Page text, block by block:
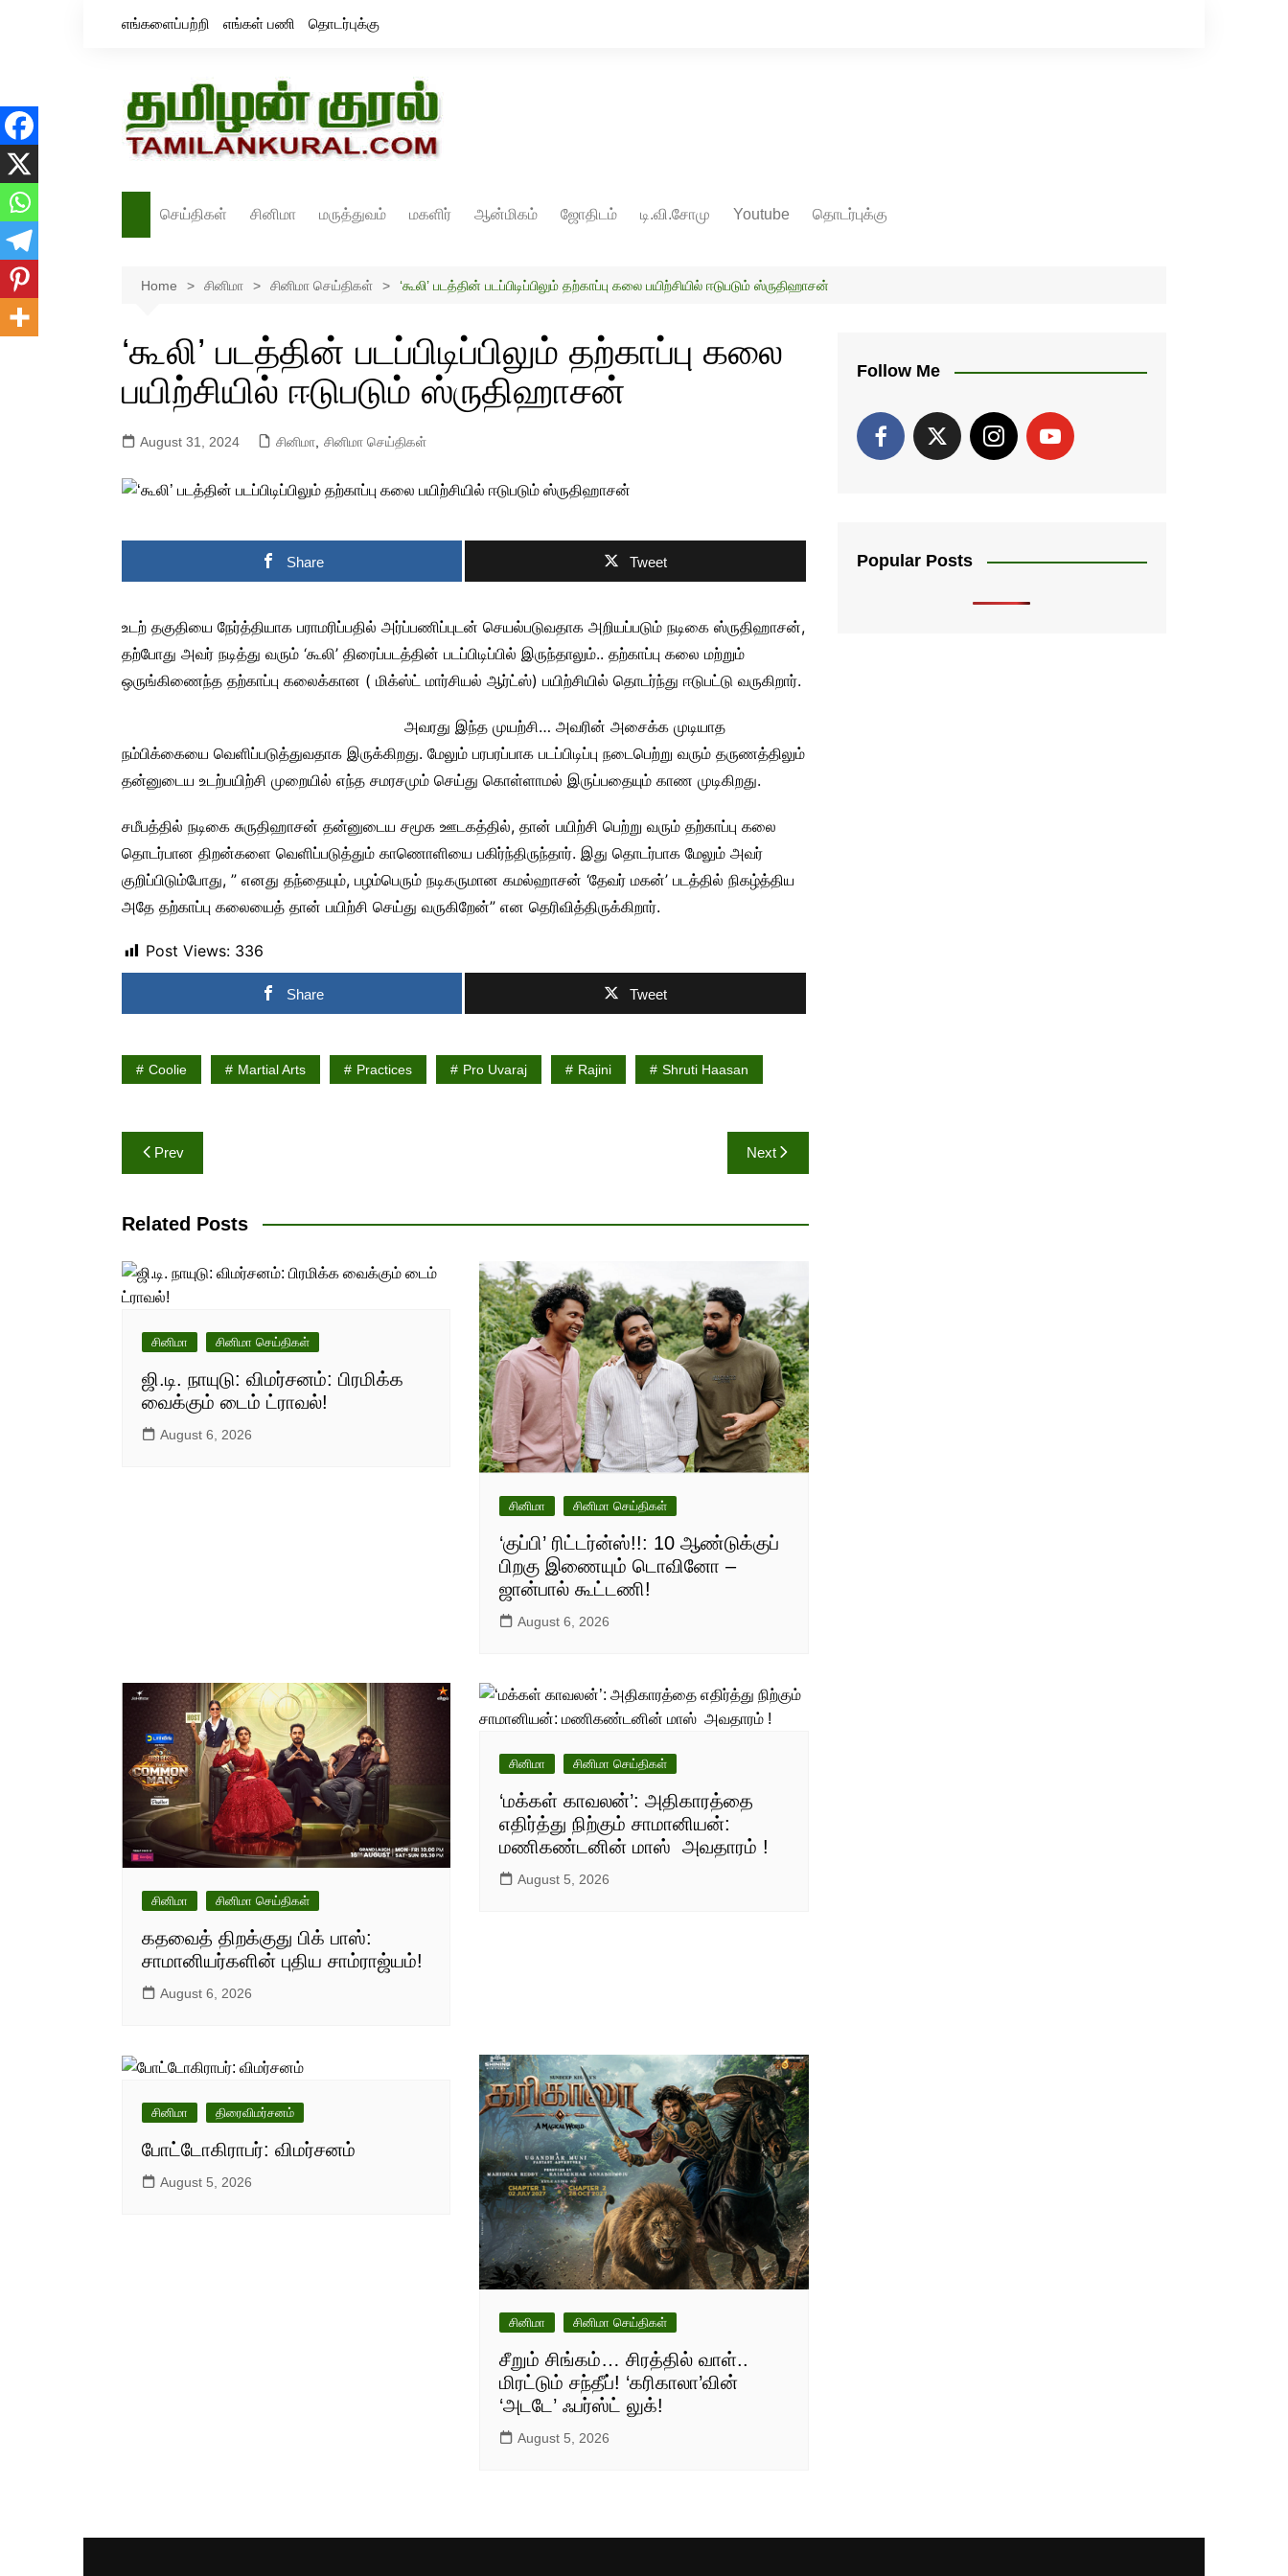
எங்களைப்பற்றி எங்கள் பணி தொடர்புக்கு
செய்திகள்
இந்தியா
சினிமா
திரைவிமர்சனம்
மருத்துவம் மகளிர் ஆன்மிகம் ஜோதிடம் டி.வி.சோமு Youtube தொடர்புக்கு
Home சினிமா சினிமா செய்திகள் ‘கூலி’ படத்தின் படப்பிடிப்பிலும் தற்காப்பு கலை பயிற்சியில் ஈடுபடும் ஸ்ருதிஹாசன்
‘கூலி’ படத்தின் படப்பிடிப்பிலும் தற்காப்பு கலை
பயிற்சியில் ஈடுபடும் ஸ்ருதிஹாசன்
August 31, 2024 சினிமா சினிமா செய்திகள்
Share Tweet
உடற் தகுதியை நேர்த்தியாக பராமரிப்பதில் அர்ப்பணிப்புடன் செயல்படுவதாக அறியப்படும் நடிகை ஸ்ருதிஹாசன்,
தற்போது அவர் நடித்து வரும் ‘கூலி’ திரைப்படத்தின் படப்பிடிப்பில் இருந்தாலும்.. தற்காப்பு கலை மற்றும்
ஒருங்கிணைந்த தற்காப்பு கலைக்கான ( மிக்ஸ்ட் மார்சியல் ஆர்ட்ஸ்) பயிற்சியில் தொடர்ந்து ஈடுபட்டு வருகிறார்.
அவரது இந்த முயற்சி… அவரின் அசைக்க முடியாத
நம்பிக்கையை வெளிப்படுத்துவதாக இருக்கிறது. மேலும் பரபரப்பாக படப்பிடிப்பு நடைபெற்று வரும் தருணத்திலும்
தன்னுடைய உடற்பயிற்சி முறையில் எந்த சமரசமும் செய்து கொள்ளாமல் இருப்பதையும் காண முடிகிறது.
சமீபத்தில் நடிகை சுருதிஹாசன் தன்னுடைய சமூக ஊடகத்தில், தான் பயிற்சி பெற்று வரும் தற்காப்பு கலை
தொடர்பான திறன்களை வெளிப்படுத்தும் காணொளியை பகிர்ந்திருந்தார். இது தொடர்பாக மேலும் அவர்
குறிப்பிடும்போது, ” எனது தந்தையும், பழம்பெரும் நடிகருமான கமல்ஹாசன் ‘தேவர் மகன்’ படத்தில் நிகழ்த்திய
அதே தற்காப்பு கலையைத் தான் பயிற்சி செய்து வருகிறேன்” என தெரிவித்திருக்கிறார்.
Post Views: 336
Share Tweet
Coolie Martial Arts Practices Pro Uvaraj Rajini Shruti Haasan
Post
navigation
Prev Next
Related Posts
சினிமா சினிமா செய்திகள்
ஜி.டி. நாயுடு: விமர்சனம்: பிரமிக்க
வைக்கும் டைம் ட்ராவல்!
August 6, 2026
சினிமா சினிமா செய்திகள்
‘குப்பி’ ரிட்டர்ன்ஸ்!!: 10 ஆண்டுக்குப்
பிறகு இணையும் டொவினோ –
ஜான்பால் கூட்டணி!
August 6, 2026
சினிமா சினிமா செய்திகள்
கதவைத் திறக்குது பிக் பாஸ்:
சாமானியர்களின் புதிய சாம்ராஜ்யம்!
August 6, 2026
சினிமா சினிமா செய்திகள்
‘மக்கள் காவலன்’: அதிகாரத்தை
எதிர்த்து நிற்கும் சாமானியன்:
மணிகண்டனின் மாஸ் அவதாரம் !
August 5, 2026
சினிமா திரைவிமர்சனம்
போட்டோகிராபர்: விமர்சனம்
August 5, 2026
சினிமா சினிமா செய்திகள்
சீறும் சிங்கம்… சிரத்தில் வாள்..
மிரட்டும் சந்தீப்! ‘கரிகாலா’வின்
‘அடடே’ ஃபர்ஸ்ட் லுக்!
August 5, 2026
Follow Me
Popular Posts